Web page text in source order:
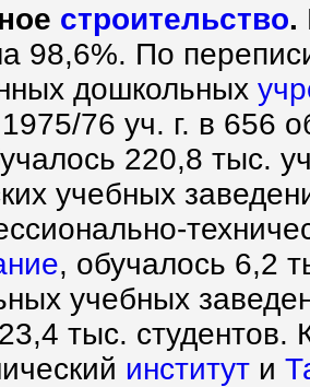
строительство.
98,6%. По
дошкольных
76 уч. г. в 656
220,8 тыс.
учебных
, обучалось 6,2
учебных
тыс.
институт и